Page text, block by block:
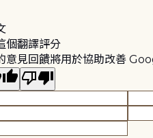
個翻譯評分
意見回饋將用於協助改善